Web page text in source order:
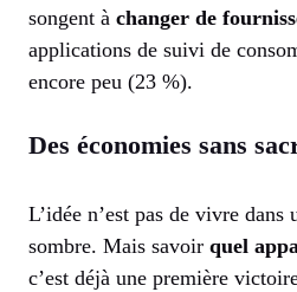
songent à changer de
applications de suivi de
encore peu (23 %).
Des économies sans
L’idée n’est pas de vivre
sombre. Mais savoir quel
c’est déjà une première